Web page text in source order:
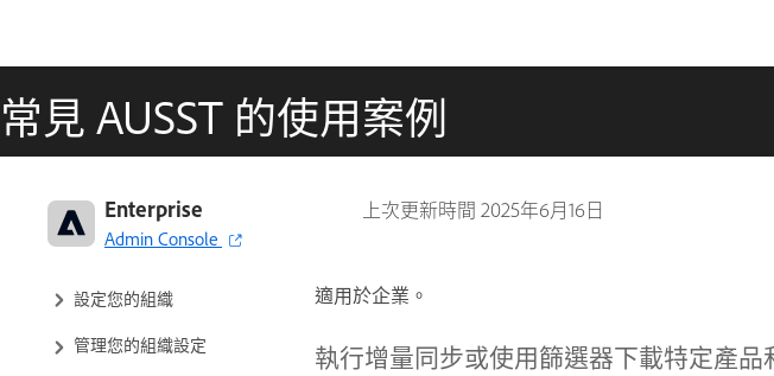
常見 AUSST 的使用案例
上次更新時間 2025年6月16日
Enterprise
Admin Console
Adobe 企業和團隊：管理指南
規劃部署
設定您的組織
管理您的組織設定
適用於企業。
執行增量同步或使用篩選器下載特定產品